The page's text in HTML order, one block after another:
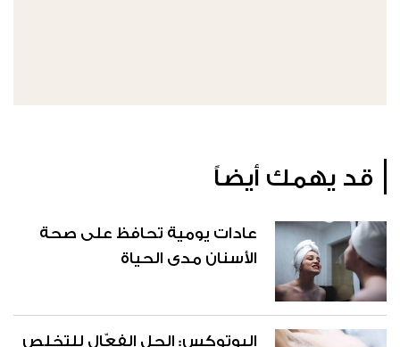
قد يهمك أيضاً
عادات يومية تحافظ على صحة
الأسنان مدى الحياة
البوتوكس: الحل الفعّال للتخلص